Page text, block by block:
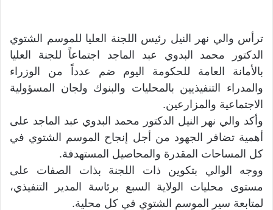
ترأس والي نهر النيل رئيس اللجنة العليا للموسم الشتوي
الدكتور محمد البدوي عبد الماجد اجتماعاً للجنة العليا
بالأمانة العامة للحكومة اليوم ضم عدداً من الوزراء
والمدراء التنفيذيين بالمحليات والبنوك ولجان المسؤولية
الاجتماعية والمزارعين.
وأكد والي نهر النيل الدكتور محمد البدوي عبد الماجد على
أهمية تضافر الجهود من أجل إنجاح الموسم الشتوي في
كل المساحات المقدرة والمحاصيل المستهدفة.
ووجه الوالي بتكوين ذات اللجنة بذات الصفات على
مستوى محليات الولاية السبع برئاسة المدير التنفيذي،
لمتابعة سير الموسم الشتوي في كل محلية.